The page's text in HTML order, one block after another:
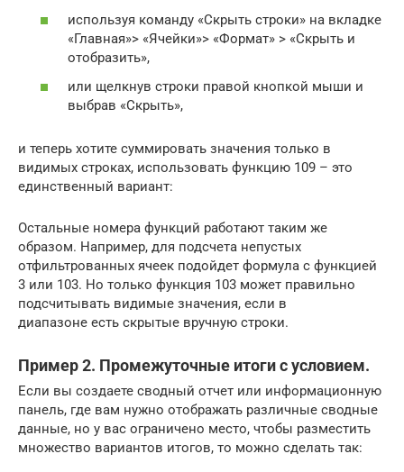
используя команду «Скрыть строки» на вкладке
«Главная»> «Ячейки»> «Формат» > «Скрыть и
отобразить»,
или щелкнув строки правой кнопкой мыши и
выбрав «Скрыть»,
и теперь хотите суммировать значения только в
видимых строках, использовать функцию 109 – это
единственный вариант:
Остальные номера функций работают таким же
образом. Например, для подсчета непустых
отфильтрованных ячеек подойдет формула с функцией
3 или 103. Но только функция 103 может правильно
подсчитывать видимые значения, если в
диапазоне есть скрытые вручную строки.
Пример 2. Промежуточные итоги с условием.
Если вы создаете сводный отчет или информационную
панель, где вам нужно отображать различные сводные
данные, но у вас ограничено место, чтобы разместить
множество вариантов итогов, то можно сделать так: